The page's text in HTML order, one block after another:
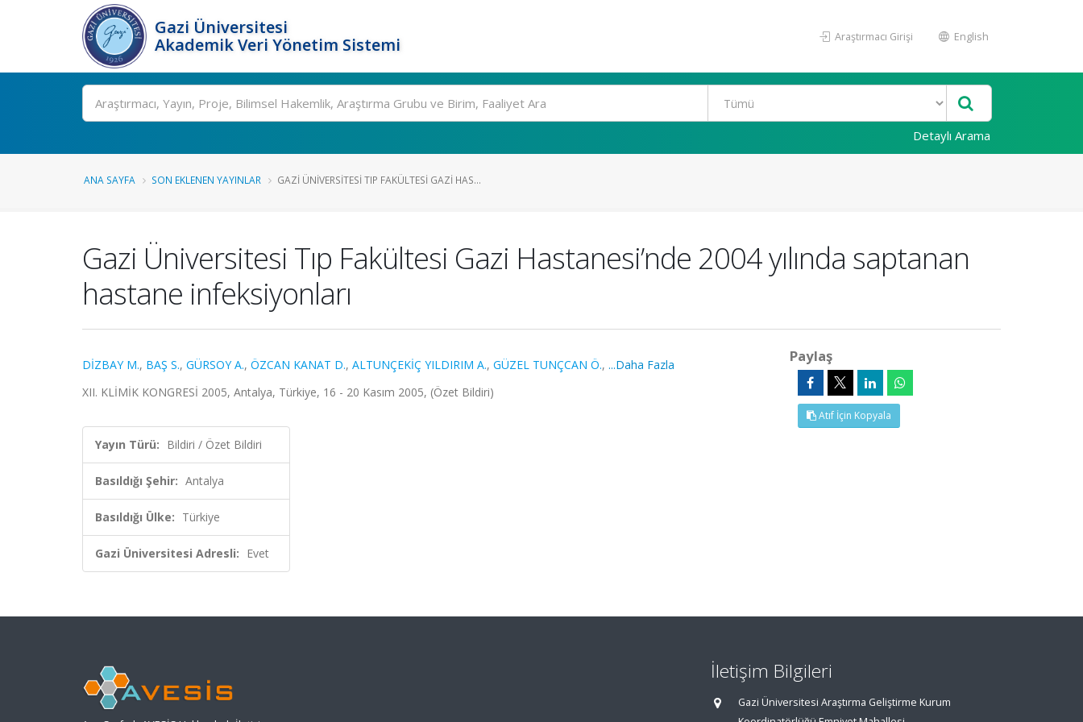
Gazi Üniversitesi
Akademik Veri Yönetim Sistemi
Araştırmacı Girişi English
Ara
Detaylı Arama
ANA SAYFA SON EKLENEN YAYINLAR GAZI ÜNIVERSITESI TIP FAKÜLTESI GAZI HAS...
Gazi Üniversitesi Tıp Fakültesi Gazi Hastanesi’nde 2004 yılında saptanan
hastane infeksiyonları
DİZBAY M., BAŞ S., GÜRSOY A., ÖZCAN KANAT D., ALTUNÇEKİÇ YILDIRIM A., GÜZEL TUNÇCAN Ö., ...Daha Fazla
XII. KLİMİK KONGRESİ 2005, Antalya, Türkiye, 16 - 20 Kasım 2005, (Özet Bildiri)
Yayın Türü: Bildiri / Özet Bildiri
Basıldığı Şehir: Antalya
Basıldığı Ülke: Türkiye
Gazi Üniversitesi Adresli: Evet
Paylaş
Atıf İçin Kopyala
İletişim Bilgileri
Gazi Üniversitesi Araştırma Geliştirme Kurum